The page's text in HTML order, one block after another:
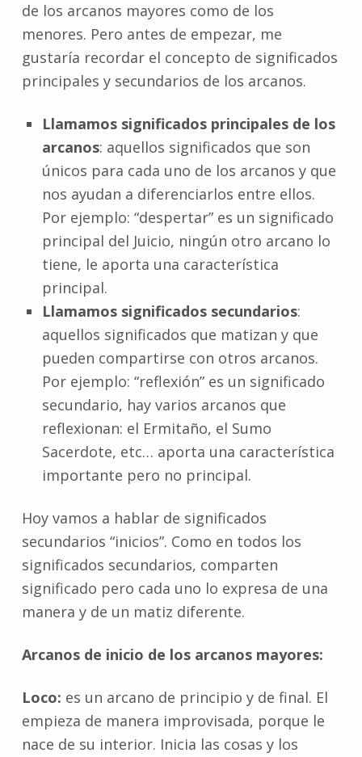
de los arcanos mayores como de los
menores. Pero antes de empezar, me
gustaría recordar el concepto de significados
principales y secundarios de los arcanos.
Llamamos significados principales de los
arcanos: aquellos significados que son
únicos para cada uno de los arcanos y que
nos ayudan a diferenciarlos entre ellos.
Por ejemplo: “despertar” es un significado
principal del Juicio, ningún otro arcano lo
tiene, le aporta una característica
principal.
Llamamos significados secundarios:
aquellos significados que matizan y que
pueden compartirse con otros arcanos.
Por ejemplo: “reflexión” es un significado
secundario, hay varios arcanos que
reflexionan: el Ermitaño, el Sumo
Sacerdote, etc… aporta una característica
importante pero no principal.
Hoy vamos a hablar de significados
secundarios “inicios”. Como en todos los
significados secundarios, comparten
significado pero cada uno lo expresa de una
manera y de un matiz diferente.
Arcanos de inicio de los arcanos mayores:
Loco: es un arcano de principio y de final. El
empieza de manera improvisada, porque le
nace de su interior. Inicia las cosas y los